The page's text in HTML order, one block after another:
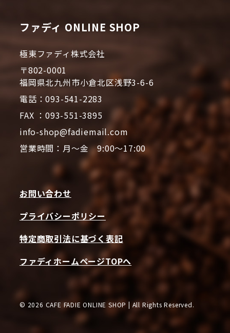
ファディ ONLINE SHOP
極東ファディ株式会社
〒802-0001
福岡県北九州市小倉北区浅野3-6-6
電話：093-541-2283
FAX ：093-551-3895
info-shop@fadiemail.com
営業時間：月～金 9:00～17:00
お問い合わせ
プライバシーポリシー
特定商取引法に基づく表記
ファディホームページTOPへ
© 2026 CAFE FADIE ONLINE SHOP | All Rights Reserved.